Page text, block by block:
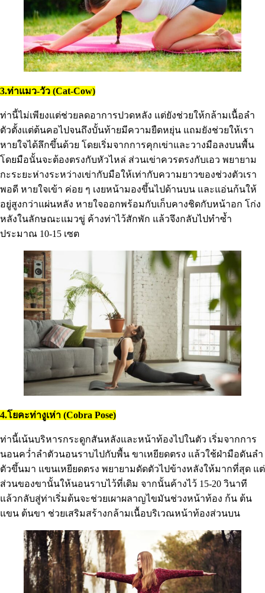
3.ท่าแมว-วัว (Cat-Cow)
ท่านี้ไม่เพียงแต่ช่วยลดอาการปวดหลัง แต่ยังช่วยให้กล้ามเนื้อลำ
ตัวตั้งแต่ต้นคอไปจนถึงบั้นท้ายมีความยืดหยุ่น แถมยังช่วยให้เรา
หายใจได้ลึกขึ้นด้วย โดยเริ่มจากการคุกเข่าและวางมือลงบนพื้น
โดยมือนั้นจะต้องตรงกับหัวไหล่ ส่วนเข่าควรตรงกับเอว พยายาม
กะระยะห่างระหว่างเข่ากับมือให้เท่ากับความยาวของช่วงตัวเรา
พอดี หายใจเข้า ค่อย ๆ เงยหน้ามองขึ้นไปด้านบน และแอ่นก้นให้
อยู่สูงกว่าแผ่นหลัง หายใจออกพร้อมกับเก็บคางชิดกับหน้าอก โก่ง
หลังในลักษณะแมวขู่ ค้างท่าไว้สักพัก แล้วจึงกลับไปทำซ้ำ
ประมาณ 10-15 เซต
4.โยคะท่างูเห่า (Cobra Pose)
ท่านี้เน้นบริหารกระดูกสันหลังและหน้าท้องไปในตัว เริ่มจากการ
นอนคว่ำลำตัวนอนราบไปกับพื้น ขาเหยียดตรง แล้วใช้ฝ่ามือดันลำ
ตัวขึ้นมา แขนเหยียดตรง พยายามดัดตัวไปข้างหลังให้มากที่สุด แต่
ส่วนของขานั้นให้นอนราบไว้ที่เดิม จากนั้นค้างไว้ 15-20 วินาที
แล้วกลับสู่ท่าเริ่มต้นจะช่วยเผาผลาญไขมันช่วงหน้าท้อง ก้น ต้น
แขน ต้นขา ช่วยเสริมสร้างกล้ามเนื้อบริเวณหน้าท้องส่วนบน